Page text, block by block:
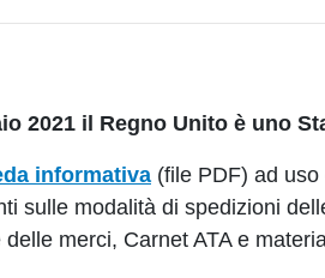
2021 il Regno Unito è uno
informativa (file PDF) ad uso
sulle modalità di spedizioni
merci, Carnet ATA e